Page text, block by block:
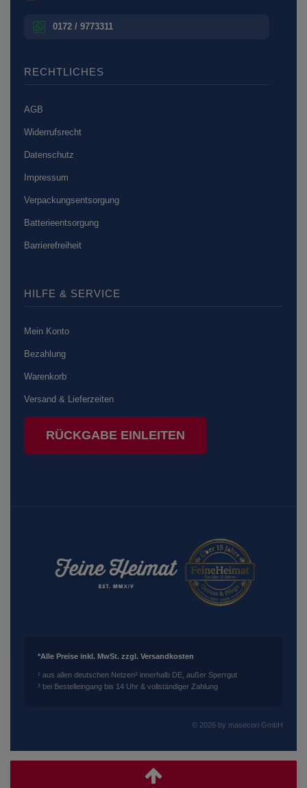
0172 / 9773311
RECHTLICHES
AGB
Widerrufsrecht
Datenschutz
Impressum
Verpackungsentsorgung
Batterieentsorgung
Barrierefreiheit
HILFE & SERVICE
Mein Konto
Bezahlung
Warenkorb
Versand & Lieferzeiten
RÜCKGABE EINLEITEN
*Alle Preise inkl. MwSt. zzgl. Versandkosten
¹ aus allen deutschen Netzen² innerhalb DE, außer Sperrgut
³ bei Bestelleingang bis 14 Uhr & vollständiger Zahlung
© 2026 by masecori GmbH